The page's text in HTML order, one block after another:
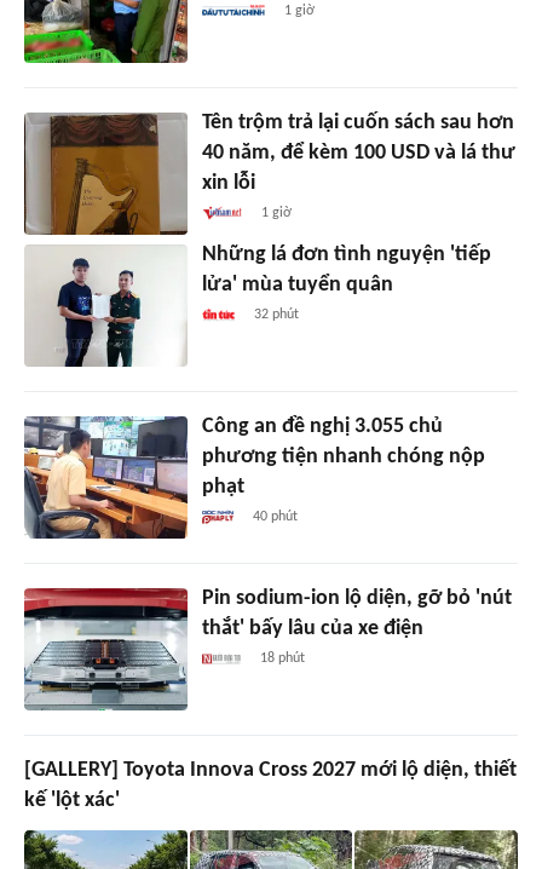
1 giờ
Tên trộm trả lại cuốn sách sau hơn
40 năm, để kèm 100 USD và lá thư
xin lỗi
1 giờ
Những lá đơn tình nguyện 'tiếp
lửa' mùa tuyển quân
32 phút
Công an đề nghị 3.055 chủ
phương tiện nhanh chóng nộp
phạt
40 phút
Pin sodium-ion lộ diện, gỡ bỏ 'nút
thắt' bấy lâu của xe điện
18 phút
[GALLERY] Toyota Innova Cross 2027 mới lộ diện, thiết
kế 'lột xác'